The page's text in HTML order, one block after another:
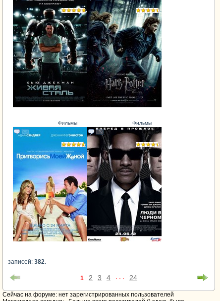
Фильмы Фильмы
записей: 382.
1 2 3 4 · · · 24
Cейчас на форуме: нет зарегистрированных пользователей